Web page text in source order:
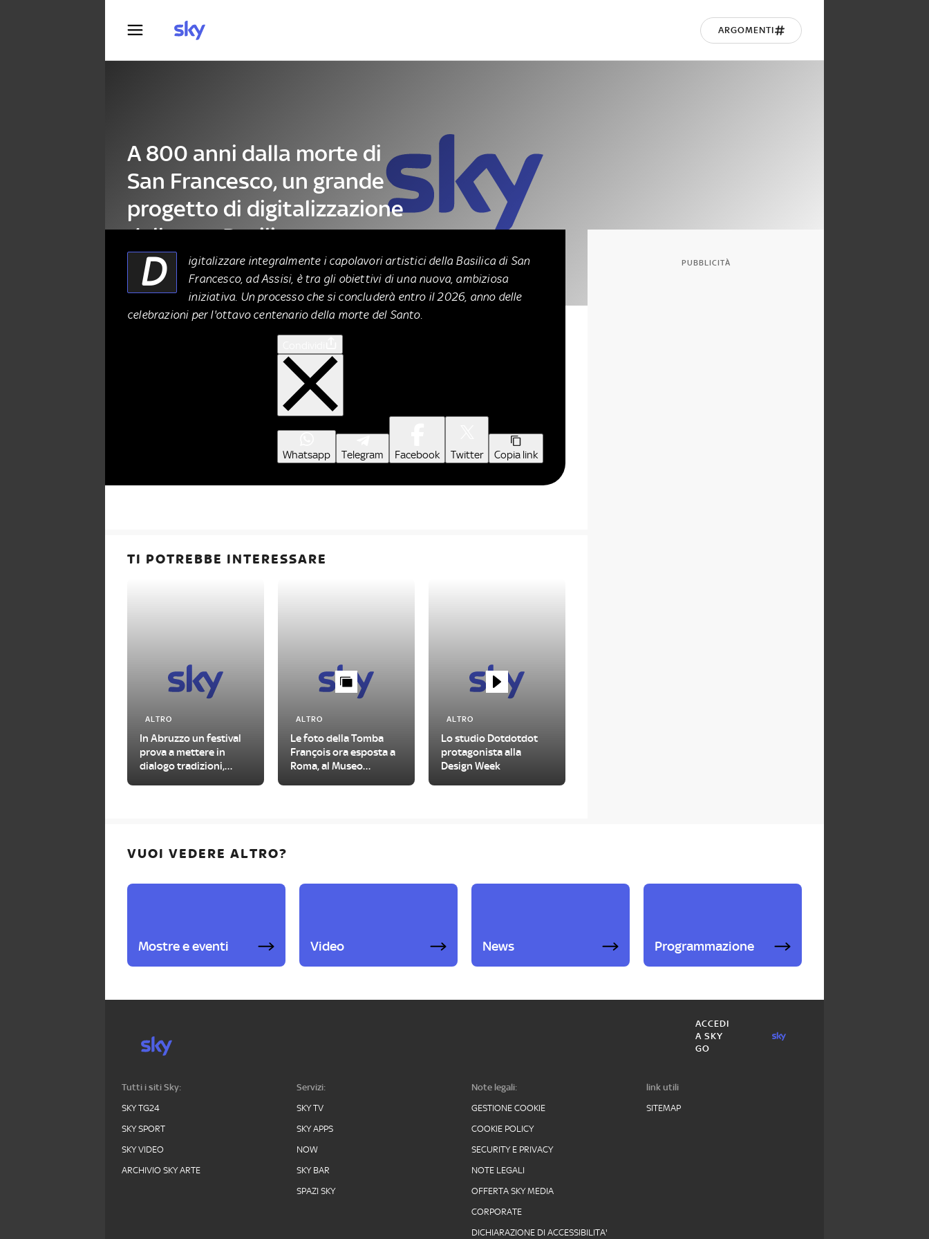
ARGOMENTI
A 800 anni dalla morte di
San Francesco, un grande
progetto di digitalizzazione
della sua Basilica
ALTRO 07 Marzo 2026
D
igitalizzare integralmente i capolavori artistici della Basilica di San
Francesco, ad Assisi, è tra gli obiettivi di una nuova, ambiziosa
iniziativa. Un processo che si concluderà entro il 2026, anno delle
celebrazioni per l'ottavo centenario della morte del Santo.
Whatsapp Telegram Facebook Twitter Copia link
TI POTREBBE INTERESSARE
ALTRO
In Abruzzo un festival
prova a mettere in
dialogo tradizioni,
ALTRO
Le foto della Tomba
François ora esposta a
Roma, al Museo
ALTRO
Lo studio Dotdotdot
protagonista alla
Design Week
PUBBLICITÀ
VUOI VEDERE ALTRO?
Mostre e eventi Video News Programmazione
ACCEDI
A SKY
GO
Tutti i siti Sky:
SKY TG24
SKY SPORT
SKY VIDEO
ARCHIVIO SKY ARTE
Servizi:
SKY TV
SKY APPS
NOW
SKY BAR
SPAZI SKY
Note legali:
GESTIONE COOKIE
COOKIE POLICY
SECURITY E PRIVACY
NOTE LEGALI
OFFERTA SKY MEDIA
CORPORATE
DICHIARAZIONE DI ACCESSIBILITA'
link utili
SITEMAP